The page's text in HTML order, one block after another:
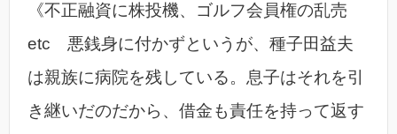
《不正融資に株投機、ゴルフ会員権の乱売
etc 悪銭身に付かずというが、種子田益夫
は親族に病院を残している。息子はそれを引
き継いだのだから、借金も責任を持って返す